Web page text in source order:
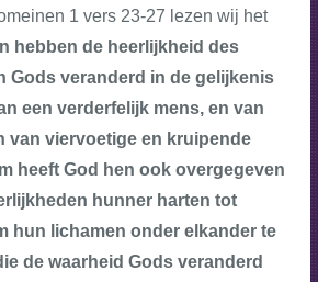
1 vers 23-27 lezen wij het
hebben de heerlijkheid des
Gods veranderd in de gelijkenis
een verderfelijk mens, en van
van viervoetige en kruipende
heeft God hen ook overgegeven
hunner harten tot
hun lichamen onder elkander te
de waarheid Gods veranderd